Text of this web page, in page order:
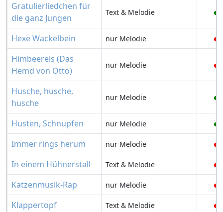
Gratulierliedchen für
die ganz Jungen
Text & Melodie
Hexe Wackelbein nur Melodie
Himbeereis (Das
Hemd von Otto)
nur Melodie
Husche, husche,
husche
nur Melodie
Husten, Schnupfen nur Melodie
Immer rings herum nur Melodie
In einem Hühnerstall Text & Melodie
Katzenmusik-Rap nur Melodie
Klappertopf Text & Melodie